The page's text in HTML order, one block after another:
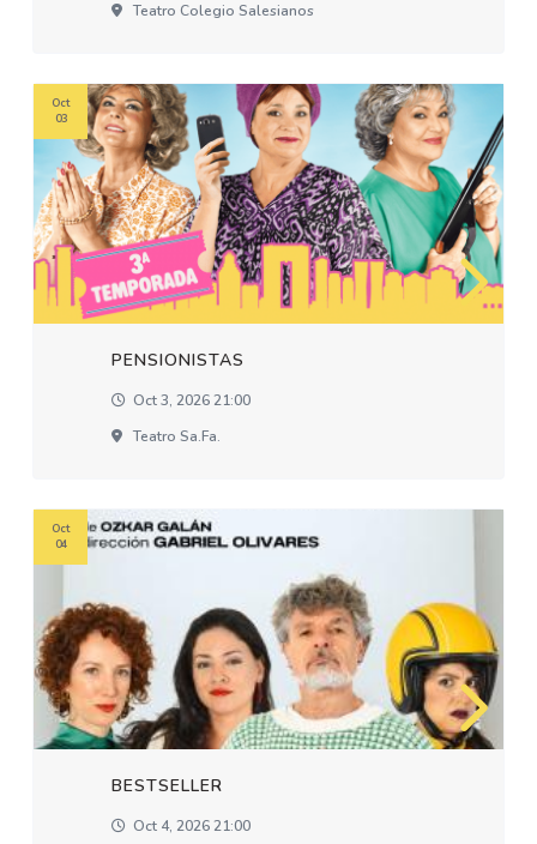
Teatro Colegio Salesianos
PENSIONISTAS
Oct 3, 2026 21:00
Teatro Sa.fa.
Oct
03
BESTSELLER
Oct 4, 2026 21:00
Oct
04